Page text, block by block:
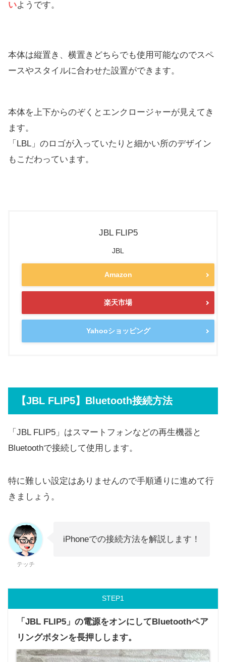
いようです。
本体は縦置き、横置きどちらでも使用可能なのでスペ
ースやスタイルに合わせた設置ができます。
本体を上下からのぞくとエンクロージャーが見えてき
ます。
「LBL」のロゴが入っていたりと細かい所のデザイン
もこだわっています。
JBL FLIP5
JBL
Amazon
楽天市場
Yahooショッピング
【JBL FLIP5】Bluetooth接続方法
「JBL FLIP5」はスマートフォンなどの再生機器と
Bluetoothで接続して使用します。
特に難しい設定はありませんので手順通りに進めて行
きましょう。
テッチ
iPhoneでの接続方法を解説します！
STEP
「JBL FLIP5」の電源をオンにしてBluetoothペア
リングボタンを長押しします。